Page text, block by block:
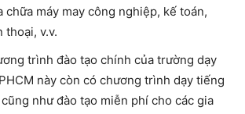
chữa máy may công nghiệp, kế toán,
thoại, v.v.
trình đào tạo chính của trường dạy
này còn có chương trình dạy tiếng
như đào tạo miễn phí cho các gia